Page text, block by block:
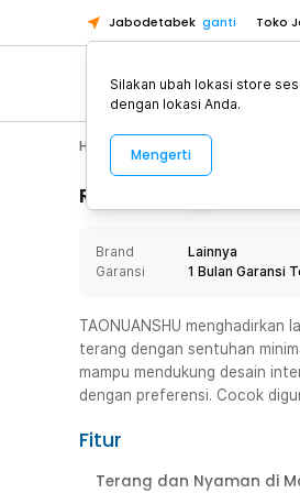
Jabodetabek ganti Toko
Toko
Toko
Pick
Pick
Toko
Toko
Pick n
Home Appliance
Rincian Produk
Brand
Lainnya
Garansi
1 Bulan Garansi
TAONUANSHU menghadirkan
terang dengan sentuhan
mampu mendukung desain
dengan preferensi. Cocok
Fitur
Terang dan Nyaman di
Silakan ubah lokasi store
dengan lokasi Anda.
Mengerti